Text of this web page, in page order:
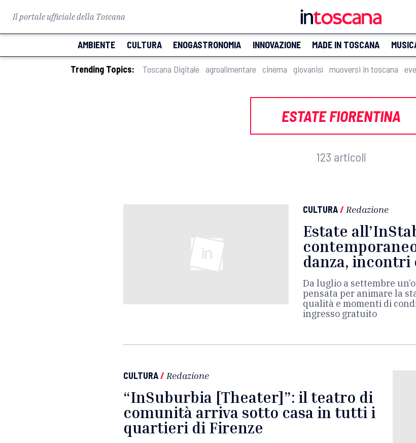
Il portale ufficiale della Toscana
AMBIENTE CULTURA ENOGASTRONOMIA INNOVAZIONE MADE IN TOSCANA
Trending Topics: Toscana Digitale agroalimentare cinema giovanisì muoversi in toscana
ESTATE FIORENTINA
123 articoli
CULTURA/ Redazione
Estate
danza,
Da luglio a settembre
pensata per animare la
qualità e momenti di
ingresso gratuito
CULTURA/ Redazione
“InSuburbia [Theater]”: il teatro di
comunità arriva sotto casa in tutti i
quartieri di Firenze